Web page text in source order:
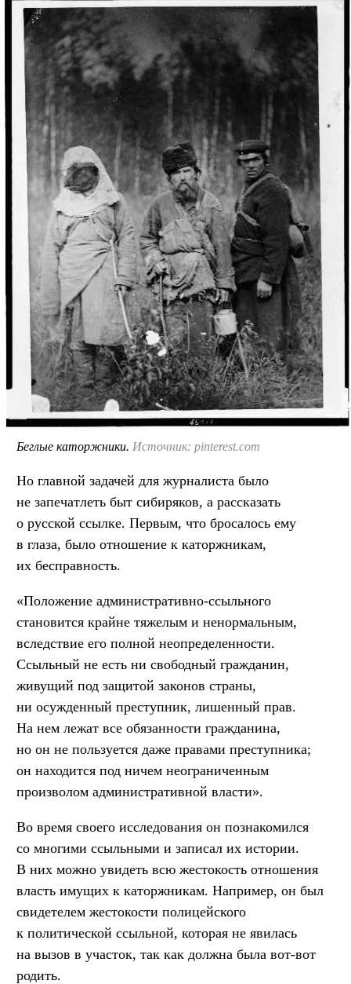
Беглые каторжники. Источник: pinterest.com
Но главной задачей для журналиста было
не запечатлеть быт сибиряков, а рассказать
о русской ссылке. Первым, что бросалось ему
в глаза, было отношение к каторжникам,
их бесправность.
«Положение административно-ссыльного
становится крайне тяжелым и ненормальным,
вследствие его полной неопределенности.
Ссыльный не есть ни свободный гражданин,
живущий под защитой законов страны,
ни осужденный преступник, лишенный прав.
На нем лежат все обязанности гражданина,
но он не пользуется даже правами преступника;
он находится под ничем неограниченным
произволом административной власти».
Во время своего исследования он познакомился
со многими ссыльными и записал их истории.
В них можно увидеть всю жестокость отношения
власть имущих к каторжникам. Например, он был
свидетелем жестокости полицейского
к политической ссыльной, которая не явилась
на вызов в участок, так как должна была вот-вот
родить.